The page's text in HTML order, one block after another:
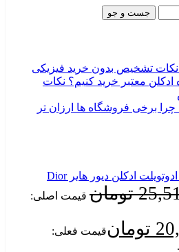
جست و جو
نکات تشخیص بدون خرید فیزیکی
معتبر خرید کنیم؟ نکات
برخی فروشگاه‌ ها ارزان‌ تر
ادکلن دیور هایر Dior
تومان قیمت اصلی:
تومانقیمت فعلی: